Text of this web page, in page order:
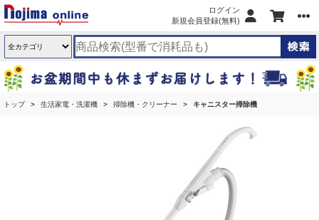
ログイン
新規会員登録(無料)
トップ 生活家電・洗濯機 掃除機・クリーナー キャニスター掃除機